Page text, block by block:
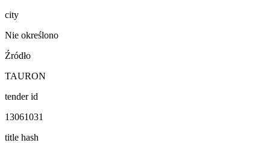
city
Nie określono
Źródło
TAURON
tender id
13061031
title hash